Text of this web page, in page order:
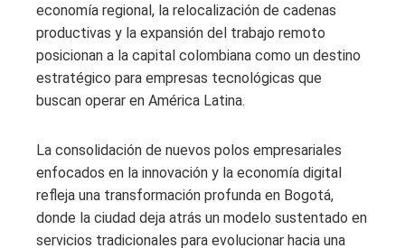
economía regional, la relocalización de cadenas
productivas y la expansión del trabajo remoto
posicionan a la capital colombiana como un destino
estratégico para empresas tecnológicas que
buscan operar en América Latina.
La consolidación de nuevos polos empresariales
enfocados en la innovación y la economía digital
refleja una transformación profunda en Bogotá,
donde la ciudad deja atrás un modelo sustentado en
servicios tradicionales para evolucionar hacia una